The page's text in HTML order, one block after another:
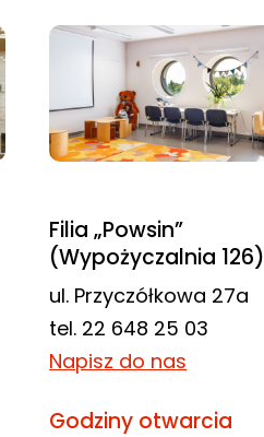
Filia „Powsin”
(Wypożyczalnia 126)
ul. Przyczółkowa 27a
tel. 22 648 25 03
Napisz do nas
Godziny otwarcia